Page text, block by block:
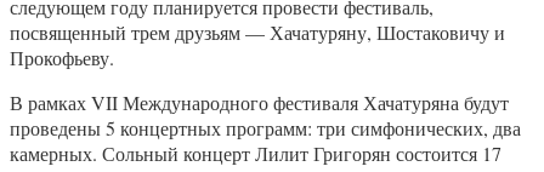
следующем году планируется провести фестиваль,
посвященный трем друзьям — Хачатуряну, Шостаковичу и
Прокофьеву.
В рамках VII Международного фестиваля Хачатуряна будут
проведены 5 концертных программ: три симфонических, два
камерных. Сольный концерт Лилит Григорян состоится 17